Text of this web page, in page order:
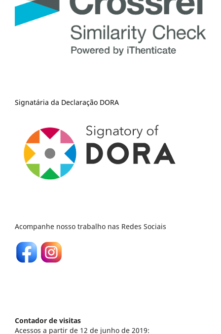
Signatária da Declaração DORA
Acompanhe nosso trabalho nas Redes Sociais
Contador de visitas
Acessos a partir de 12 de junho de 2019: